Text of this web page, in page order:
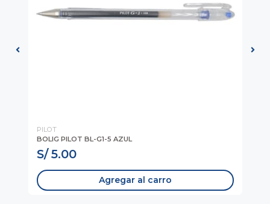
PILOT
BOLIG PILOT BL-G1-5 AZUL
S/ 5.00
Agregar al carro